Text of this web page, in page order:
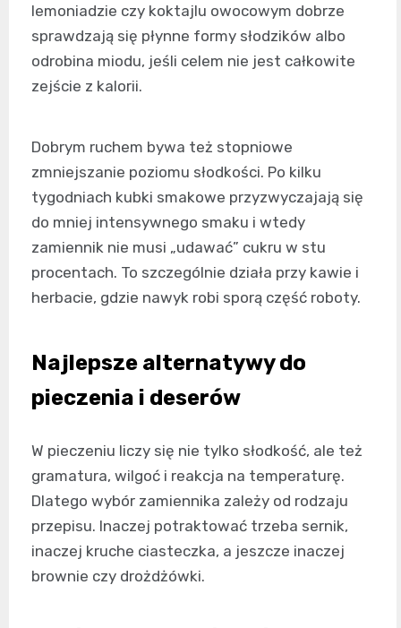
lemoniadzie czy koktajlu owocowym dobrze
sprawdzają się płynne formy słodzików albo
odrobina miodu, jeśli celem nie jest całkowite
zejście z kalorii.
Dobrym ruchem bywa też stopniowe
zmniejszanie poziomu słodkości. Po kilku
tygodniach kubki smakowe przyzwyczajają się
do mniej intensywnego smaku i wtedy
zamiennik nie musi „udawać” cukru w stu
procentach. To szczególnie działa przy kawie i
herbacie, gdzie nawyk robi sporą część roboty.
Najlepsze alternatywy do
pieczenia i deserów
W pieczeniu liczy się nie tylko słodkość, ale też
gramatura, wilgoć i reakcja na temperaturę.
Dlatego wybór zamiennika zależy od rodzaju
przepisu. Inaczej potraktować trzeba sernik,
inaczej kruche ciasteczka, a jeszcze inaczej
brownie czy drożdżówki.